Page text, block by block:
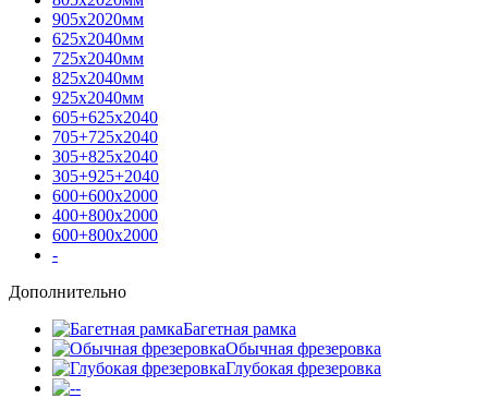
905х2020мм
625х2040мм
725х2040мм
825х2040мм
925х2040мм
605+625х2040
705+725х2040
305+825х2040
305+925+2040
600+600х2000
400+800х2000
600+800х2000
-
Дополнительно
Багетная рамка
Обычная фрезеровка
Глубокая фрезеровка
-